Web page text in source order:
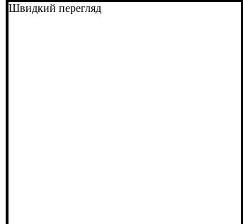
Швидкий перегляд